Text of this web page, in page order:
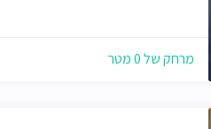
מרחק של 0 מטר